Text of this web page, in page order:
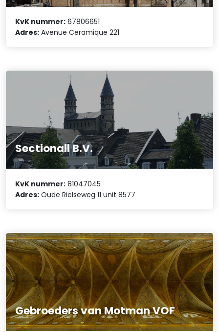
KvK nummer: 67806651
Adres: Avenue Ceramique 221
Sectionall B.V.
KvK nummer: 81047045
Adres: Oude Rielseweg 11 unit 8577
Gebroeders van Motman VOF